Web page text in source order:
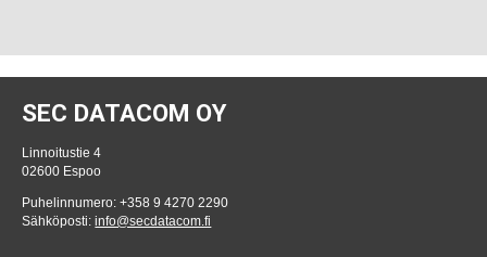
SEC DATACOM OY
Linnoitustie 4
02600 Espoo
Puhelinnumero: +358 9 4270 2290
Sähköposti:info@secdatacom.fi